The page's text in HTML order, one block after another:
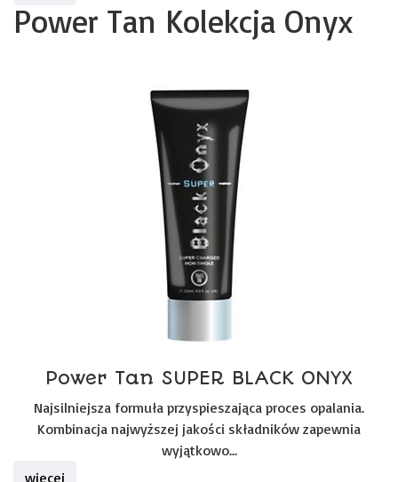
Power Tan Kolekcja Onyx
Power Tan SUPER BLACK ONYX
Najsilniejsza formuła przyspieszająca proces opalania.
Kombinacja najwyższej jakości składników zapewnia
wyjątkowo...
więcej